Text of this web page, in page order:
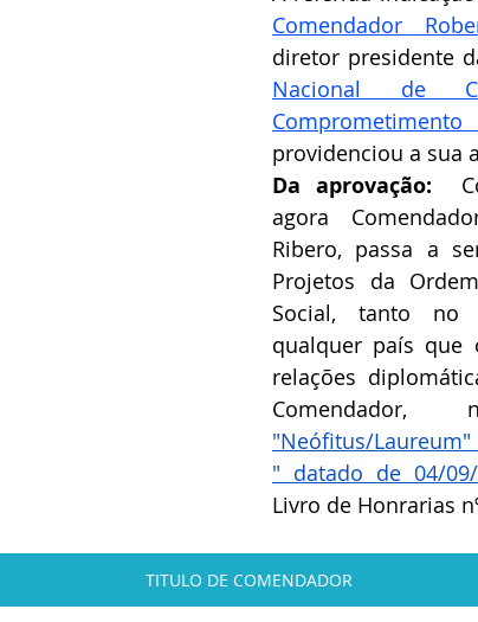
Comendador
diretor presidente
Nacional de
providenciou a sua
Da aprovação:
agora
Ribero, passa a
Projetos da
Social, tanto no
qualquer país que
relações
"Neófitus/
" datado de 04/
Livro de Honrarias
TITULO DE COMENDADOR